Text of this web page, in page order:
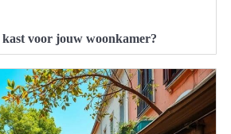
kast voor jouw woonkamer?